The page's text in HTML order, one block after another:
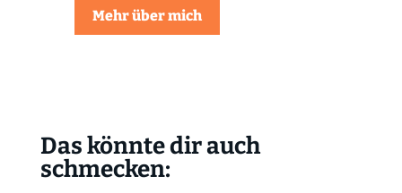
Mehr über mich
Das könnte dir auch
schmecken: